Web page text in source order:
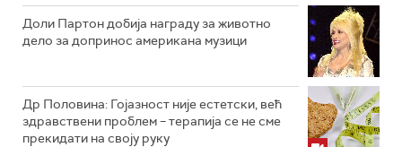
Доли Партон добија награду за животно
дело за допринос американа музици
Др Половина: Гојазност није естетски, већ
здравствени проблем – терапија се не сме
прекидати на своју руку